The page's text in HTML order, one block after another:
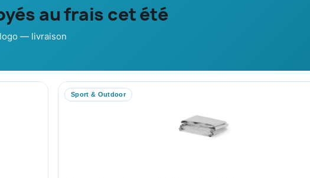
au frais cet été
— livraison
Sport & Outdoor
À propos
Nos expertises &
pour moi ?
Ils nous ont fait confiance
Livraison
Plan du site